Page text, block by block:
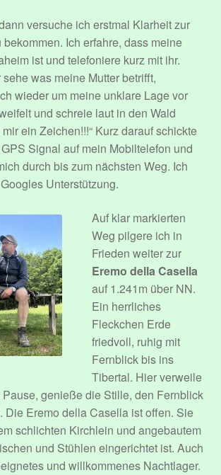
versuche ich erstmal Klarheit zur
Ich erfahre, dass meine
ist und telefoniere kurz mit ihr.
was meine Mutter betrifft,
wieder um meine unklare Lage vor
und schreie laut in den Wald
ein Zeichen!!!“ Kurz darauf schickte
Signal auf mein Mobiltelefon und
durch bis zum nächsten Weg. Ich
Unterstützung.
Auf klar markierten
Weg pilgere ich in
Frieden weiter zur
Eremo della Casella
auf 1.241m über NN.
Ein herrliches
Fleckchen Erde
friedvoll, ruhig mit
Fernblick bis ins
Tibertal. Hier verweile
genieße die Stille, den Fernblick
Die Eremo della Casella ist offen. Sie
schlichten Kirchlein und angebautem
und Stühlen eingerichtet ist. Auch
und willkommenes Nachtlager.